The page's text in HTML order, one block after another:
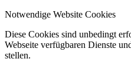
Notwendige Website Cookies
Diese Cookies sind unbedingt
Webseite verfügbaren Dienste
stellen.